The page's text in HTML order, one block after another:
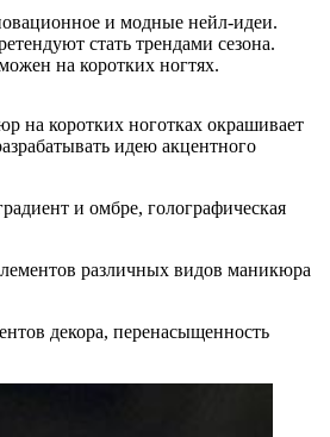
и модные нейл-идеи.
стать трендами сезона.
на коротких ногтях.
на коротких ноготках окрашивает
идею акцентного
и омбре, голографическая
различных видов маникюра
декора, перенасыщенность